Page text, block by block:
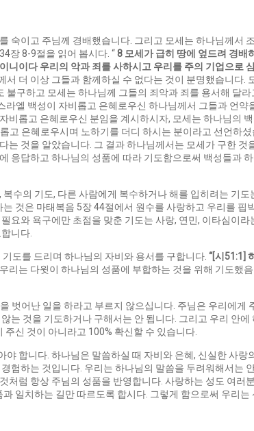
숙이고 주님께 경배했습니다. 그리고 모세는 하나님께서
장 8-9절을 읽어 봅시다. “8 모세가 급히 땅에 엎드려 경배
니이다 우리의 악과 죄를사하시고 우리를 주의 기업으로
더 이상 그들과 함께하실 수 없다는 것이 분명했습니다.
구하고 모세는 하나님께 그들의 죄악과 죄를 용서해 달라
엘 백성이 자비롭고 은혜로우신 하나님께서 그들과 언약
롭고 은혜로우신 분임을 계시하시자, 모세는 하나님의
고 은혜로우시며 노하기를 더디 하시는 분이라고 선언하
것을 알았습니다. 그 결과 하나님께서는 모세가 구한 것
응답하고 하나님의 성품에 따라 기도함으로써 백성들과
수의 기도, 다른 사람에게 복수하거나 해를 입히려는 기
것은 마태복음 5장 44절에서 원수를 사랑하고 우리를 핍
요와 욕구에만 초점을 맞춘 기도는 사랑, 연민, 이타심이라
니다.
도를 드리며 하나님의 자비와 용서를 구합니다. “[ 시 51:1]
리는 다윗이 하나님의 성품에 부합하는 것을 위해 기도했
벗어난 일을 하라고 부르지 않으십니다. 주님은 우리에게
는 것을 기도하거나 구해서는 안 됩니다. 그리고 우리 안에
신 것이 아니라고 100% 확신할 수 있습니다.
합니다. 하나님은 말씀하실 때 자비와 은혜, 신실한 사랑
험하는 것입니다. 우리는 하나님의 말씀을 두려워해서는
럼 항상 주님의 성품을 반영합니다. 사랑하는 성도 여러
일치하는 길만 따르도록 합시다. 그렇게 함으로써 우리는